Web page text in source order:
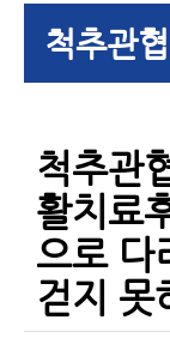
척추관
척추관
활치료
으로 다
걷지 못